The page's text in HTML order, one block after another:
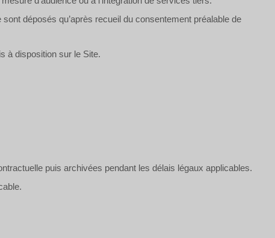
déposés qu’après recueil du consentement préalable de
à disposition sur le Site.
puis archivées pendant les délais légaux applicables.